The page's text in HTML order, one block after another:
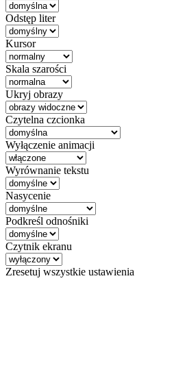
Odstęp liter
Kursor
Skala szarości
Ukryj obrazy
Czytelna czcionka
Wyłączenie animacji
Wyrównanie tekstu
Nasycenie
Podkreśl odnośniki
Czytnik ekranu
Zresetuj wszystkie ustawienia